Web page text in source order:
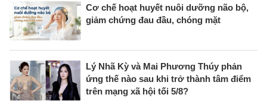
Cơ chế hoạt huyết nuôi dưỡng não bộ,
giảm chứng đau đầu, chóng mặt
Lý Nhã Kỳ và Mai Phương Thúy phản
ứng thế nào sau khi trở thành tâm điểm
trên mạng xã hội tối 5/8?